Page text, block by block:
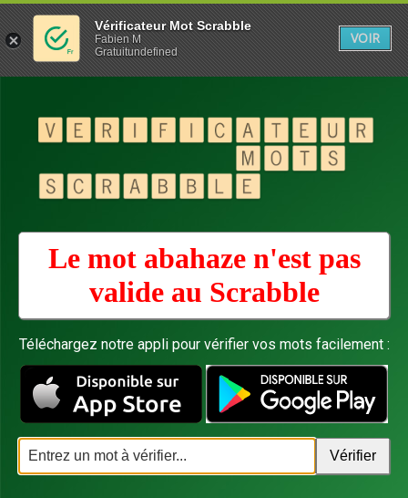
Le mot abahaze n'est pas
valide au Scrabble
Téléchargez notre appli pour vérifier vos mots facilement :
Vérificateur Mot Scrabble
Fabien M
Gratuitundefined
VOIR